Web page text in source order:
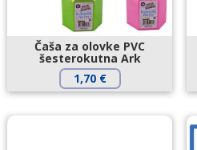
Čaša za olovke PVC
šesterokutna Ark
1,70 €